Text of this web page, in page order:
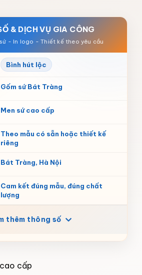
& DỊCH VỤ GIA CÔNG
Bình hút lộc
Gốm sứ Bát Tràng
Men sứ cao cấp
Theo mẫu có sẵn hoặc thiết kế
riêng
Bát Tràng, Hà Nội
Cam kết đúng mẫu, đúng chất
lượng
thêm thông số
cấp